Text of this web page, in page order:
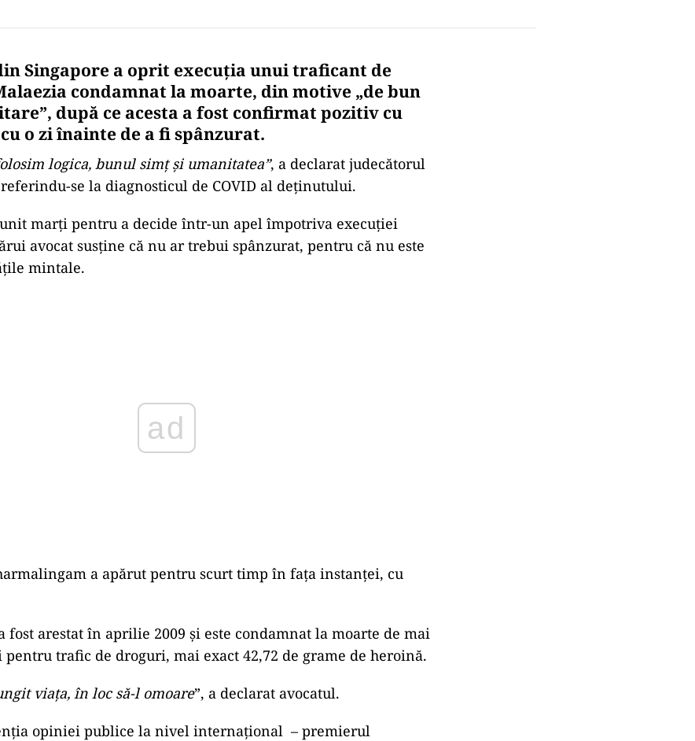
Singapore a oprit execuția unui traficant de
condamnat la moarte, din motive „de bun
după ce acesta a fost confirmat pozitiv cu
o zi înainte de a fi spânzurat.
logica, bunul simț și umanitatea”, a declarat judecătorul
se la diagnosticul de COVID al deținutului.
marți pentru a decide într-un apel împotriva execuției
avocat susține că nu ar trebui spânzurat, pentru că nu este
mintale.
a apărut pentru scurt timp în fața instanței, cu
fost arestat în aprilie 2009 și este condamnat la moarte de mai
pentru trafic de droguri, mai exact 42,72 de grame de heroină.
viața, în loc să-l omoare”, a declarat avocatul.
opiniei publice la nivel internațional – premierul